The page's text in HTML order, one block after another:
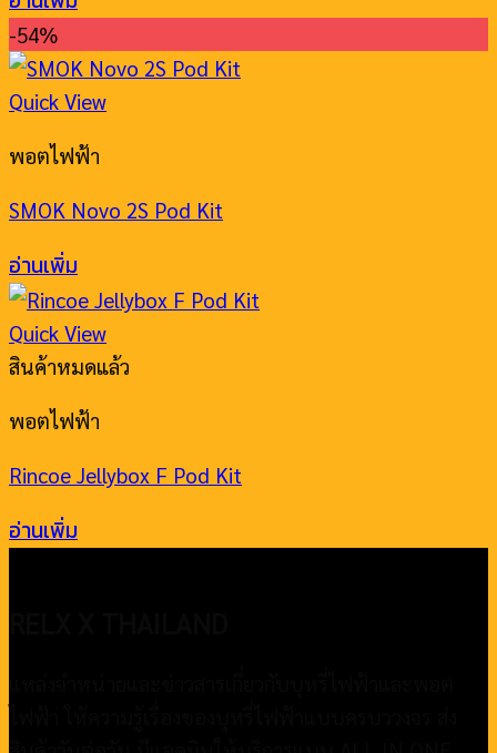
-54%
Quick View
พอตไฟฟ้า
SMOK Novo 2S Pod Kit
อ่านเพิ่ม
Quick View
สินค้าหมดแล้ว
พอตไฟฟ้า
Rincoe Jellybox F Pod Kit
อ่านเพิ่ม